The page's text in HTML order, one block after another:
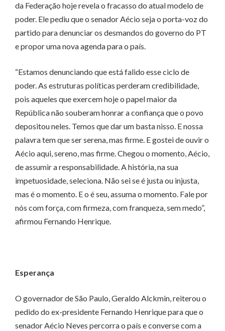
da Federação hoje revela o fracasso do atual modelo de
poder. Ele pediu que o senador Aécio seja o porta-voz do
partido para denunciar os desmandos do governo do PT
e propor uma nova agenda para o país.
“Estamos denunciando que está falido esse ciclo de
poder. As estruturas políticas perderam credibilidade,
pois aqueles que exercem hoje o papel maior da
República não souberam honrar a confiança que o povo
depositou neles. Temos que dar um basta nisso. E nossa
palavra tem que ser serena, mas firme. E gostei de ouvir o
Aécio aqui, sereno, mas firme. Chegou o momento, Aécio,
de assumir a responsabilidade. A história, na sua
impetuosidade, seleciona. Não sei se é justa ou injusta,
mas é o momento. E o é seu, assuma o momento. Fale por
nós com força, com firmeza, com franqueza, sem medo”,
afirmou Fernando Henrique.
Esperança
O governador de São Paulo, Geraldo Alckmin, reiterou o
pedido do ex-presidente Fernando Henrique para que o
senador Aécio Neves percorra o país e converse com a